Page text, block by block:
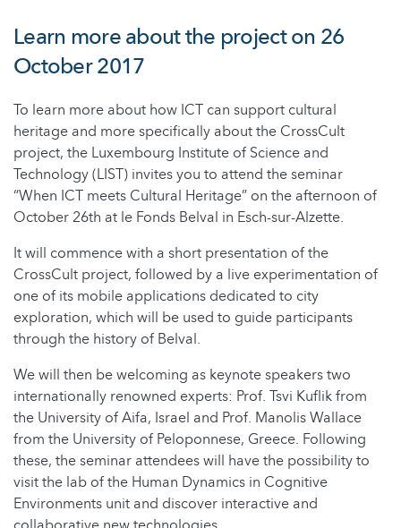
Learn more about the project on 26
October 2017
To learn more about how ICT can support cultural
heritage and more specifically about the CrossCult
project, the Luxembourg Institute of Science and
Technology (LIST) invites you to attend the seminar
“When ICT meets Cultural Heritage” on the afternoon of
October 26th at le Fonds Belval in Esch-sur-Alzette.
It will commence with a short presentation of the
CrossCult project, followed by a live experimentation of
one of its mobile applications dedicated to city
exploration, which will be used to guide participants
through the history of Belval.
We will then be welcoming as keynote speakers two
internationally renowned experts: Prof. Tsvi Kuflik from
the University of Aifa, Israel and Prof. Manolis Wallace
from the University of Peloponnese, Greece. Following
these, the seminar attendees will have the possibility to
visit the lab of the Human Dynamics in Cognitive
Environments unit and discover interactive and